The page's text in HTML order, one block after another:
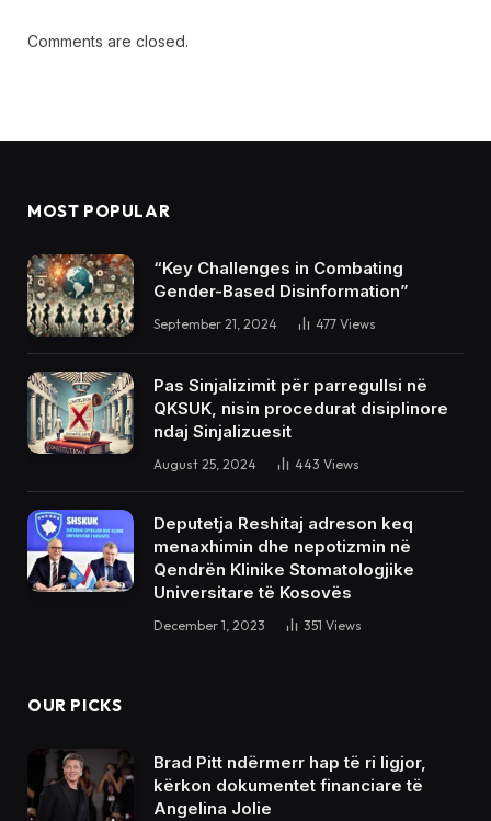
Comments are closed.
MOST POPULAR
“Key Challenges in Combating
Gender-Based Disinformation”
September 21, 2024 477 Views
Pas Sinjalizimit për parregullsi në
QKSUK, nisin procedurat disiplinore
ndaj Sinjalizuesit
August 25, 2024 443 Views
Deputetja Reshitaj adreson keq
menaxhimin dhe nepotizmin në
Qendrën Klinike Stomatologjike
Universitare të Kosovës
December 1, 2023 351 Views
OUR PICKS
Brad Pitt ndërmerr hap të ri ligjor,
kërkon dokumentet financiare të
Angelina Jolie